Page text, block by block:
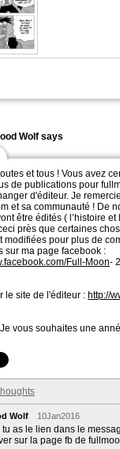
Wolf says
et tous ! Vous avez
de publications pour
d'éditeur. Je
et sa communauté ! De
être édités ( l’histoire
près que certaines
modifiées pour plus de
sur ma page facebook :
Full-Moon-
le site de l'éditeur : http://
vous souhaites une
Wolf 10Jan2016
tu as le lien dans le
sur la page fb de